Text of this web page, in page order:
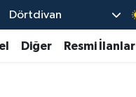
Dörtdivan
Diğer Resmi İlanlar